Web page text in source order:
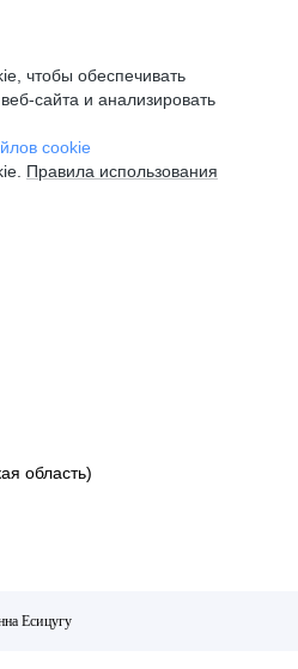
чтобы обеспечивать
сайта и анализировать
cookie
Правила использования
область)
Есицугу